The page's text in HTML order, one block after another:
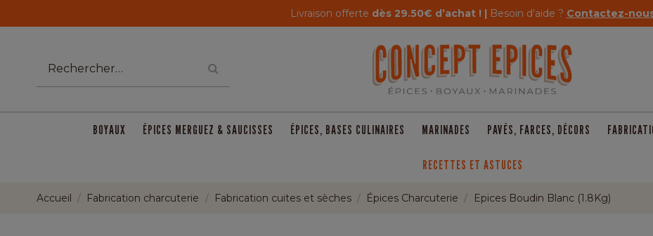
Livraison offerte dès 29.50€ d’achat ! | Besoin d'aide ? Contactez-
BOYAUX ÉPICES MERGUEZ & SAUCISSES ÉPICES, BASES CULINAIRES MARINADES PAVÉS, FARCES, DÉCORS
RECETTES ET ASTUCES
Accueil Fabrication charcuterie Fabrication cuites et sèches Épices Charcuterie Epices Boudin Blanc (1.8Kg)